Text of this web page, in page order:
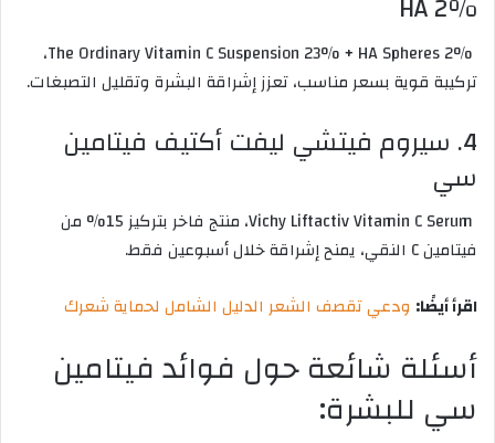
The Ordinary Vitamin C Suspension 23% + HA Spheres 2%،
تركيبة قوية بسعر مناسب، تعزز إشراقة البشرة وتقليل التصبغات.
4. سيروم فيتشي ليفت أكتيف فيتامين
سي
Vichy Liftactiv Vitamin C Serum، منتج فاخر بتركيز 15% من
فيتامين C النقي، يمنح إشراقة خلال أسبوعين فقط.
اقرأ أيضًا: ودعي تقصف الشعر الدليل الشامل لحماية شعرك
أسئلة شائعة حول فوائد فيتامين
سي للبشرة: